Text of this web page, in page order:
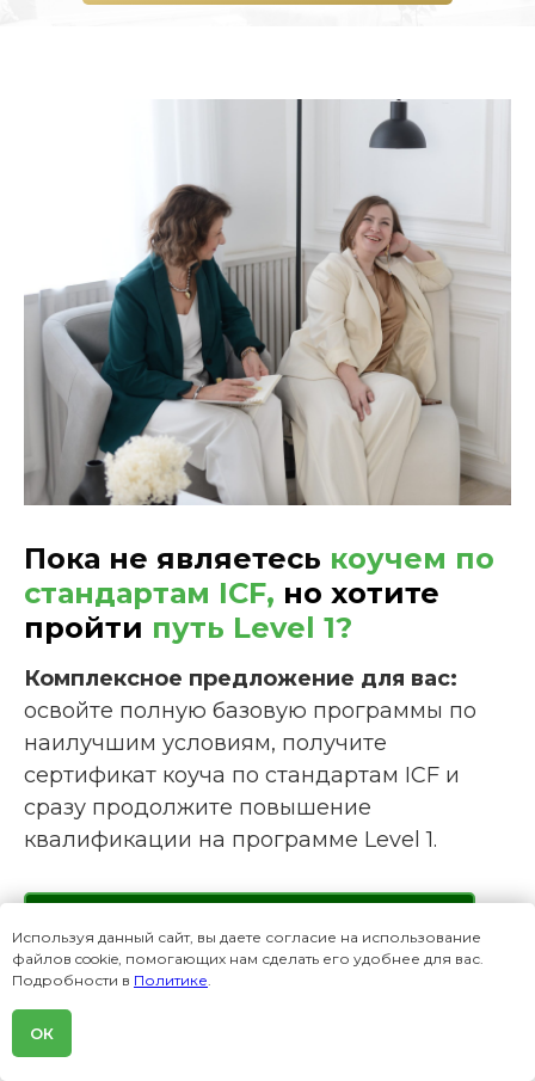
Пока не являетесь коучем по
стандартам ICF, но хотите
пройти путь Level 1?
Комплексное предложение для вас:
освойте полную базовую программы по
наилучшим условиям, получите
сертификат коуча по стандартам ICF и
сразу продолжите повышение
квалификации на программе Level 1.
Подробнее об основной программе
Используя данный сайт, вы даете согласие на использование
файлов cookie, помогающих нам сделать его удобнее для вас.
Подробности в Политике.
ОК